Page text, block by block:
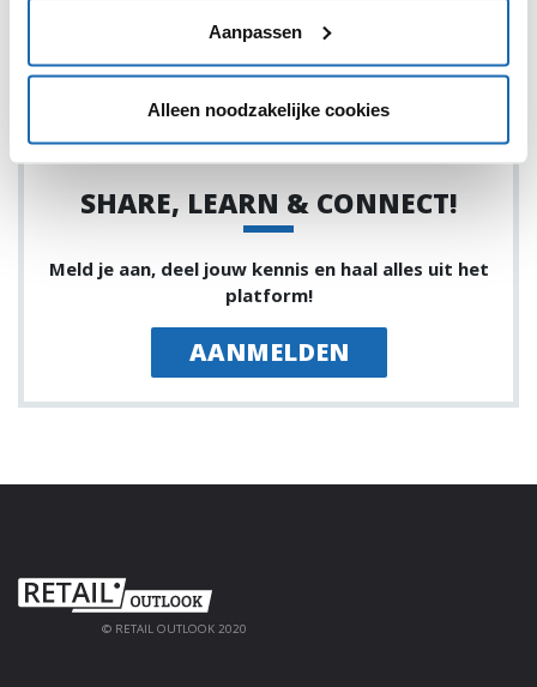
Aanpassen
Alleen noodzakelijke cookies
1
SHARE, LEARN & CONNECT!
Meld je aan, deel jouw kennis en haal alles uit het
platform!
AANMELDEN
© RETAIL OUTLOOK 2020